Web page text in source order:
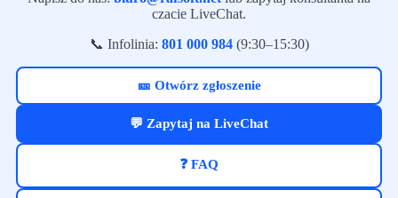
czacie LiveChat.
📞 Infolinia: 801 000 984(9:30–15:30)
🎫 Otwórz zgłoszenie
💬 Zapytaj na LiveChat
❓ FAQ